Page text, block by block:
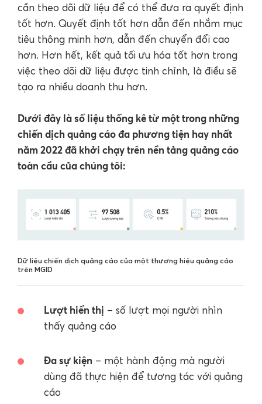
cần theo dõi dữ liệu để có thể đưa ra quyết định
tốt hơn. Quyết định tốt hơn dẫn đến nhắm mục
tiêu thông minh hơn, dẫn đến chuyển đổi cao
hơn. Hơn hết, kết quả tối ưu hóa tốt hơn trong
việc theo dõi dữ liệu được tinh chỉnh, là điều sẽ
tạo ra nhiều doanh thu hơn.
Dưới đây là số liệu thống kê từ một trong những
chiến dịch quảng cáo đa phương tiện hay nhất
năm 2022 đã khởi chạy trên nền tảng quảng cáo
toàn cầu của chúng tôi:
Dữ liệu chiến dịch quảng cáo của một thương hiệu quảng cáo
trên MGID
Lượt hiển thị – số lượt mọi người nhìn
thấy quảng cáo
Đa sự kiện – một hành động mà người
dùng đã thực hiện để tương tác với quảng
cáo